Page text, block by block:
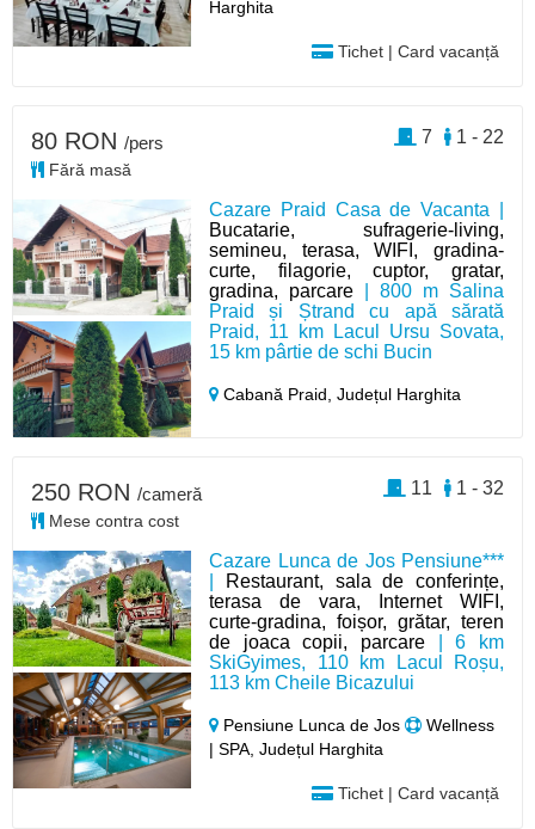
Harghita
Tichet | Card vacanță
Cazare Praid Casa de Vacanta |
Bucatarie, sufragerie-living,
semineu, terasa, WIFI, gradina-
curte, filagorie, cuptor, gratar,
gradina, parcare | 800 m Salina
Praid și Ștrand cu apă sărată
Praid, 11 km Lacul Ursu Sovata,
15 km pârtie de schi Bucin
Cabană Praid,Județul Harghita
80 RON /pers
Fără masă
1 - 22
7
Cazare Lunca de Jos Pensiune***
Restaurant, sala de conferințe,
terasa de vara, Internet WIFI,
curte-gradina, foișor, grătar, teren
de joaca copii, parcare | 6 km
SkiGyimes, 110 km Lacul Roșu,
113 km Cheile Bicazului
Pensiune Lunca de Jos
Wellness
| SPA, Județul Harghita
Tichet | Card vacanță
250 RON /cameră
Mese contra cost
1 - 32
11